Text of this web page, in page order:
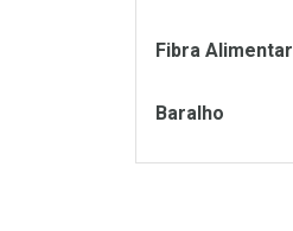
Fibra Alimentar
Baralho